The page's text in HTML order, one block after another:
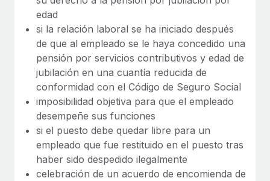
edad
si la relación laboral se ha iniciado después
de que al empleado se le haya concedido una
pensión por servicios contributivos y edad de
jubilación en una cuantía reducida de
conformidad con el Código de Seguro Social
imposibilidad objetiva para que el empleado
desempeñe sus funciones
si el puesto debe quedar libre para un
empleado que fue restituido en el puesto tras
haber sido despedido ilegalmente
celebración de un acuerdo de encomienda de